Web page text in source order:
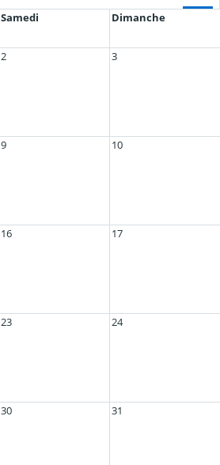
Samedi Dimanche
2 3
9 10
16 17
23 24
30 31